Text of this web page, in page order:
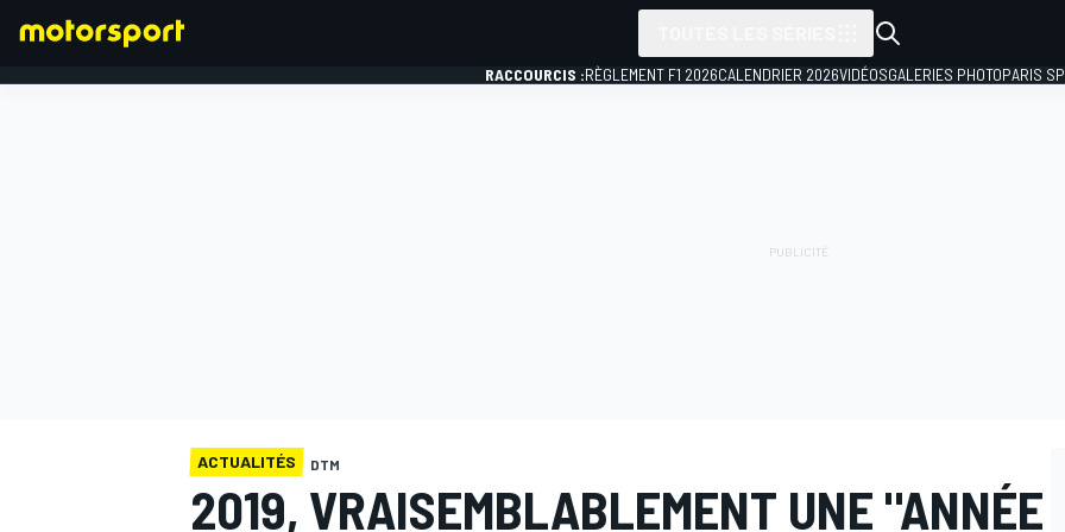
RACCOURCIS :RÈGLEMENT F1 2026CALENDRIER 2026VIDÉOSGALERIES PHOTOPARIS
ACTUALITÉS DTM
2019, VRAISEMBLABLEMENT UNE "ANNÉE